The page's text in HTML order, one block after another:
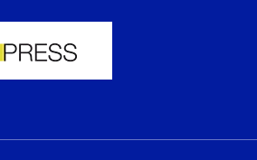
Citizen Press
Press, agence de communication